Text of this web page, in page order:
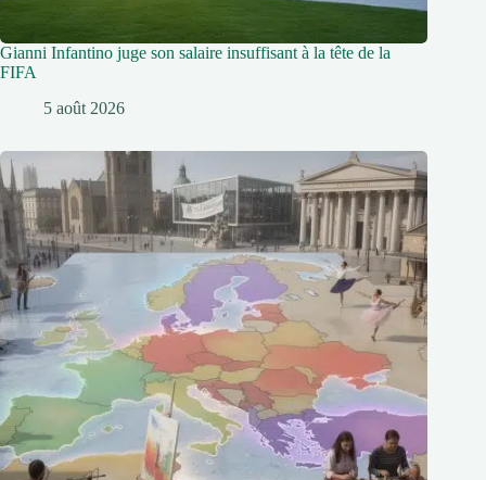
Gianni Infantino juge son salaire insuffisant à la tête de la
FIFA
5 août 2026